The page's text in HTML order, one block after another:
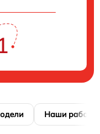
Наши работы